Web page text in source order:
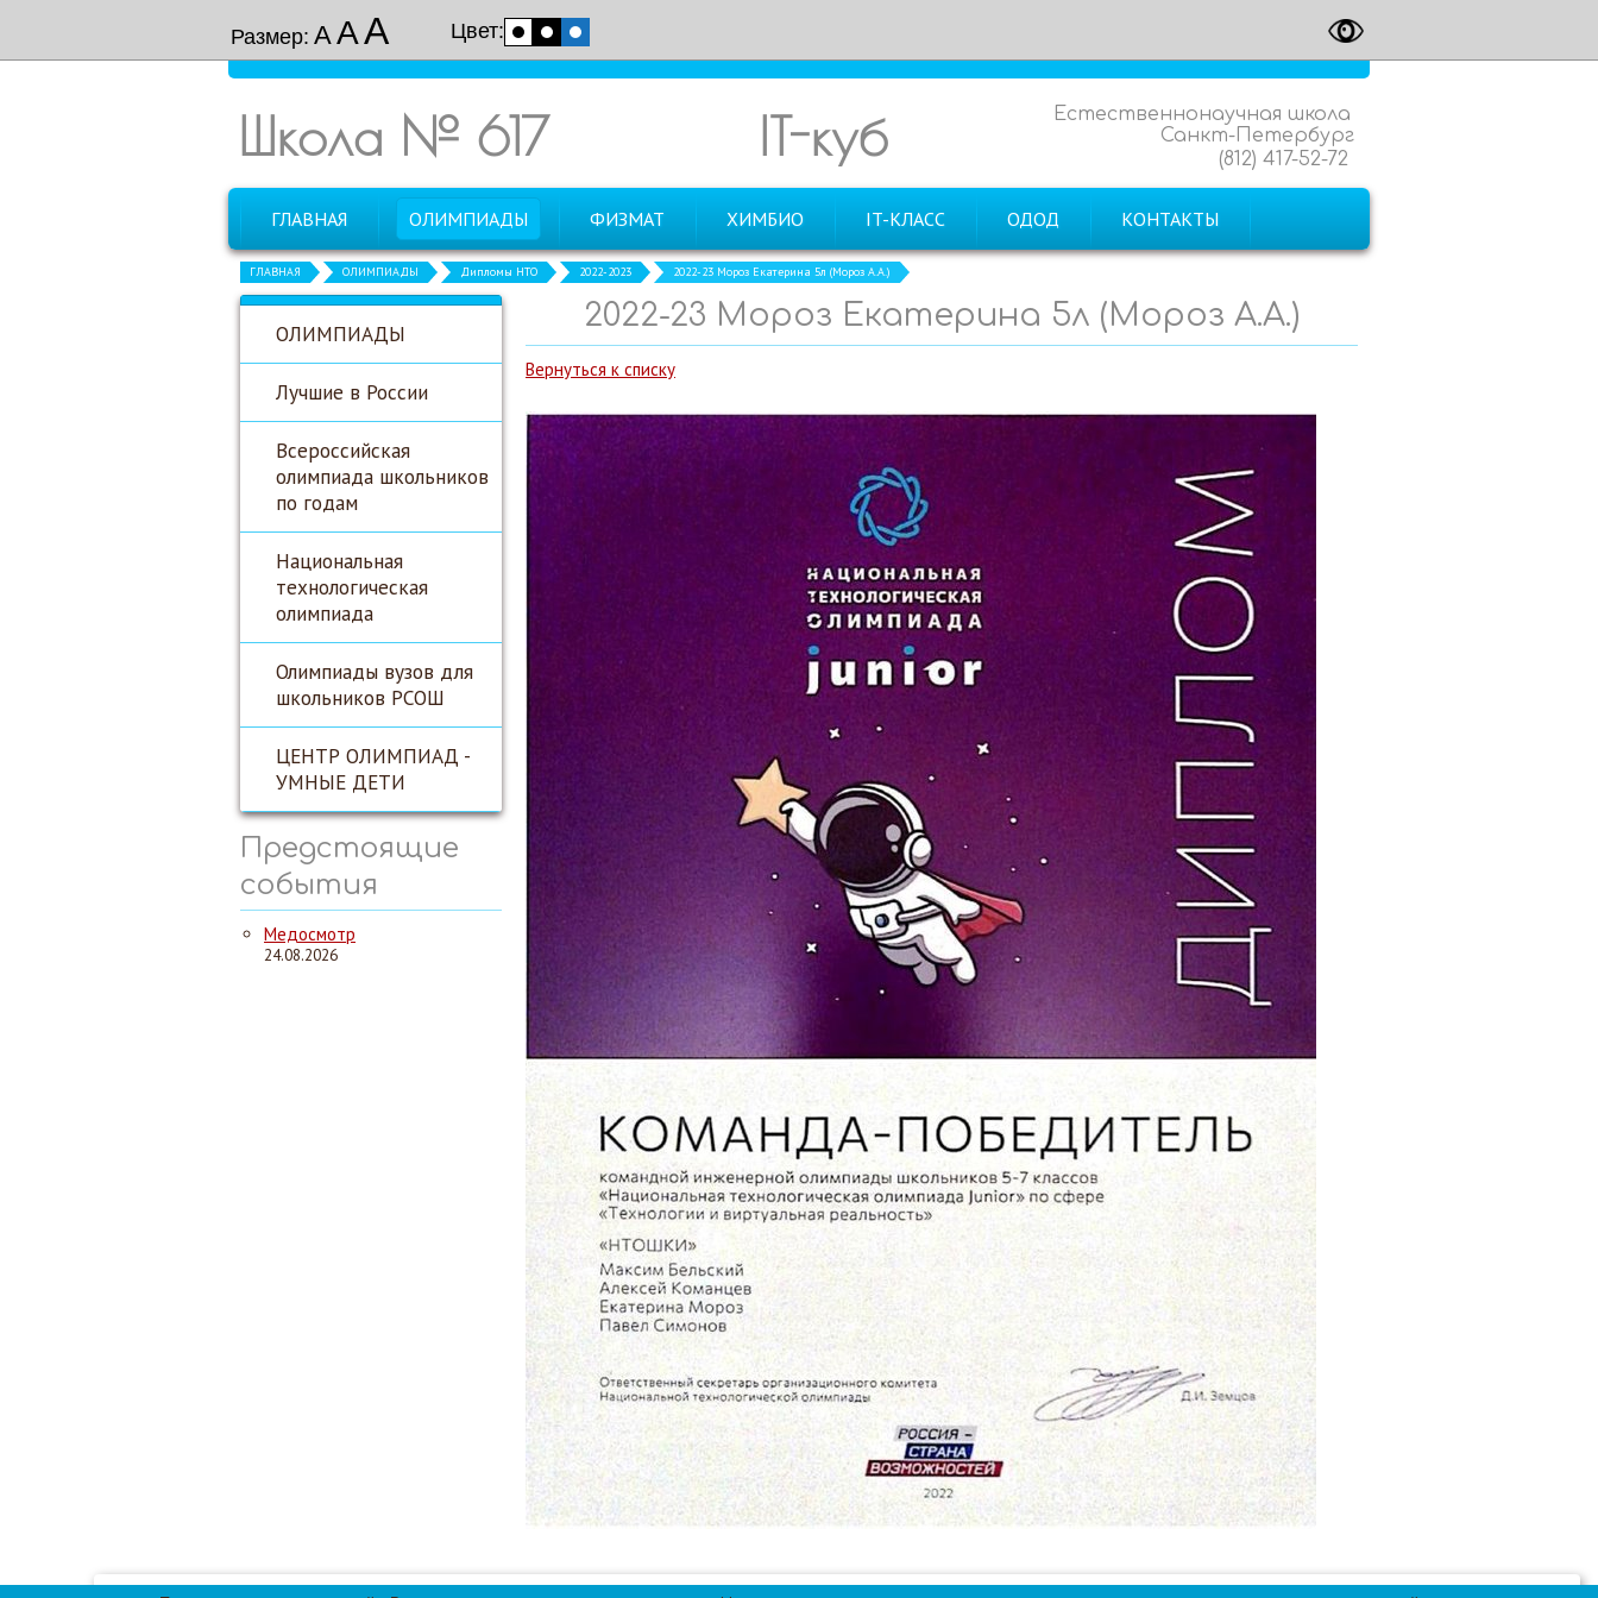
Размер: ААА Цвет:
Школа № 617
Естественнонаучная школа
Санкт-Петербург
(812) 417-52-72
IT-куб
ГЛАВНАЯ ОЛИМПИАДЫ ФИЗМАТ ХИМБИО IT-КЛАСС ОДОД КОНТАКТЫ
ГЛАВНАЯ ОЛИМПИАДЫ Дипломы НТО 2022-2023 2022-23 Мороз Екатерина 5л (Мороз А.А.)
ОЛИМПИАДЫ
Лучшие в России
Всероссийская
олимпиада школьников
по годам
Национальная
технологическая
олимпиада
Олимпиады вузов для
школьников РСОШ
ЦЕНТР ОЛИМПИАД -
УМНЫЕ ДЕТИ
Предстоящие
события
Медосмотр
24.08.2026
2022-23 Мороз Екатерина 5л (Мороз А.А.)
Вернуться к списку